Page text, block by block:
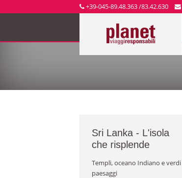
+39-045-89.48.363 /83.42.630
Sri Lanka - L'isola
che risplende
Templi, oceano Indiano e verdi
paesaggi